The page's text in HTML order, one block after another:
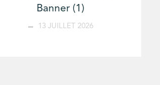
Banner (1)
13 JUILLET 2026